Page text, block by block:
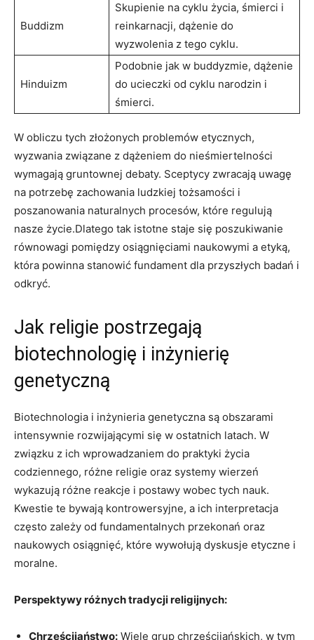
Buddizm
Skupienie na cyklu życia, śmierci i
reinkarnacji, dążenie do
wyzwolenia z tego cyklu.
Hinduizm
Podobnie jak w buddyzmie, dążenie
do ucieczki od cyklu narodzin i
śmierci.
W obliczu tych złożonych problemów etycznych,
wyzwania związane z dążeniem do nieśmiertelności
wymagają gruntownej debaty. Sceptycy zwracają uwagę
na potrzebę zachowania ludzkiej tożsamości i
poszanowania naturalnych procesów, które regulują
nasze życie.Dlatego tak istotne staje się poszukiwanie
równowagi pomiędzy osiągnięciami naukowymi a etyką,
która powinna stanowić fundament dla przyszłych badań i
odkryć.
Jak religie postrzegają
biotechnologię i inżynierię
genetyczną
Biotechnologia i inżynieria genetyczna są obszarami
intensywnie rozwijającymi się w ostatnich latach. W
związku z ich wprowadzaniem do praktyki życia
codziennego, różne religie oraz systemy wierzeń
wykazują różne reakcje i postawy wobec tych nauk.
Kwestie te bywają kontrowersyjne, a ich interpretacja
często zależy od fundamentalnych przekonań oraz
naukowych osiągnięć, które wywołują dyskusje etyczne i
moralne.
Perspektywy różnych tradycji religijnych:
Chrześcijaństwo: Wiele grup chrześcijańskich, w tym